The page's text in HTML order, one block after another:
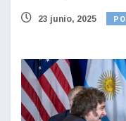
23 junio, 2025